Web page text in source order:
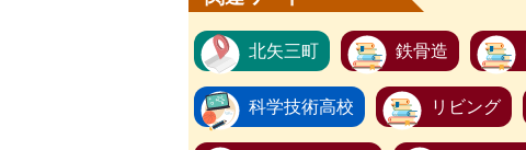
北矢三町 鉄骨造
科学技術高校 リビング